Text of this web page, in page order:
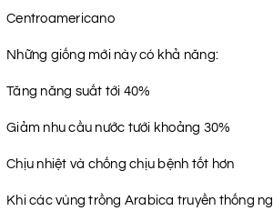
Centroamericano
Những giống mới này có khả năng:
Tăng năng suất tới 40%
Giảm nhu cầu nước tưới khoảng 30%
Chịu nhiệt và chống chịu bệnh tốt hơn
Khi các vùng trồng Arabica truyền thống